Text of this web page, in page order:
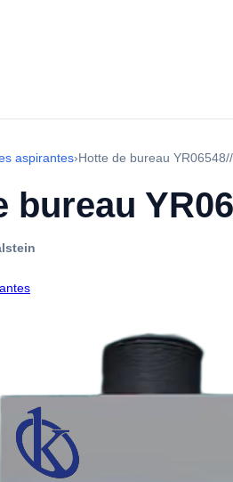
aspirantes›Hotte de bureau
bureau